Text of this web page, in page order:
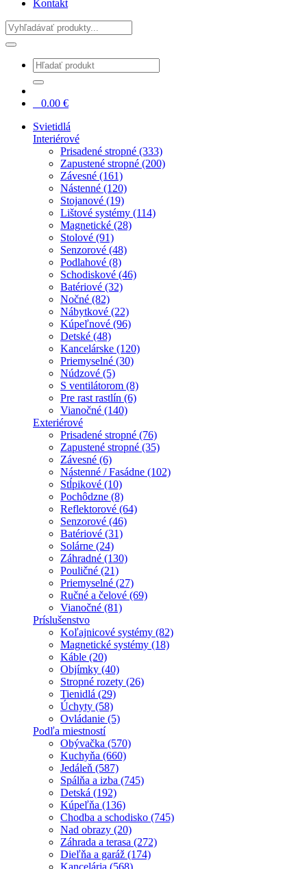
Kontakt
Hladať
0.00 €
Svietidlá
Interiérové
Prisadené stropné (333)
Zapustené stropné (200)
Závesné (161)
Nástenné (120)
Stojanové (19)
Lištové systémy (114)
Magnetické (28)
Stolové (91)
Senzorové (48)
Podlahové (8)
Schodiskové (46)
Batériové (32)
Nočné (82)
Nábytkové (22)
Kúpeľnové (96)
Detské (48)
Kancelárske (120)
Priemyselné (30)
Núdzové (5)
S ventilátorom (8)
Pre rast rastlín (6)
Vianočné (140)
Exteriérové
Prisadené stropné (76)
Zapustené stropné (35)
Závesné (6)
Nástenné / Fasádne (102)
Stĺpikové (10)
Pochôdzne (8)
Reflektorové (64)
Senzorové (46)
Batériové (31)
Solárne (24)
Záhradné (130)
Pouličné (21)
Priemyselné (27)
Ručné a čelové (69)
Vianočné (81)
Príslušenstvo
Koľajnicové systémy (82)
Magnetické systémy (18)
Káble (20)
Objímky (40)
Stropné rozety (26)
Tienidlá (29)
Úchyty (58)
Ovládanie (5)
Podľa miestností
Obývačka (570)
Kuchyňa (660)
Jedáleň (587)
Spálňa a izba (745)
Detská (192)
Kúpeľňa (136)
Chodba a schodisko (745)
Nad obrazy (20)
Záhrada a terasa (272)
Dieľňa a garáž (174)
Kancelária (568)